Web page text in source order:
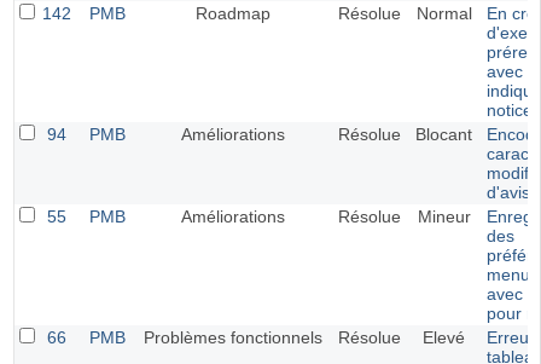
142
PMB Roadmap Résolue Normal
En
avec
notice
94
PMB Améliorations Résolue Blocant
d'avis
55
PMB Améliorations Résolue Mineur
des
menu
avec
pour
66
PMB Problèmes fonctionnels Résolue Elevé
Erreur